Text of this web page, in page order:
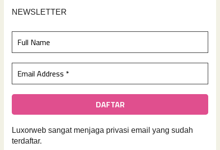
NEWSLETTER
Luxorweb sangat menjaga privasi email yang sudah
terdaftar.